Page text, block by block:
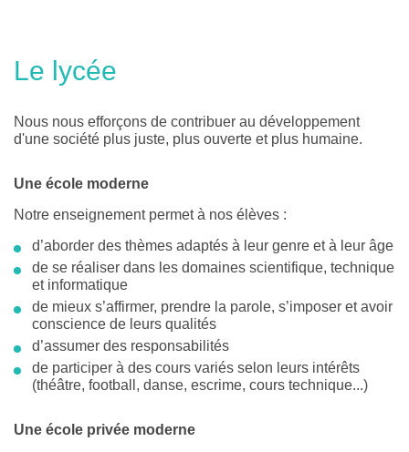
Le lycée
Nous nous efforçons de contribuer au développement
d'une société plus juste, plus ouverte et plus humaine.
Une école moderne
Notre enseignement permet à nos élèves :
d’aborder des thèmes adaptés à leur genre et à leur âge
de se réaliser dans les domaines scientifique, technique
et informatique
de mieux s’affirmer, prendre la parole, s’imposer et avoir
conscience de leurs qualités
d’assumer des responsabilités
de participer à des cours variés selon leurs intérêts
(théâtre, football, danse, escrime, cours technique...)
Une école privée moderne